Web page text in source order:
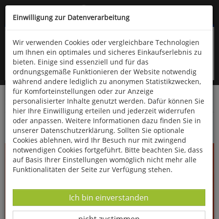
Kompletten Head der Seite überspringen
oder (06766) 9323-960
Startseite Bücher Verschiedene Sachgebiete
1 x 1 kreativ Nähen
Einwilligung zur Datenverarbeitung
Wir verwenden Cookies oder vergleichbare Technologien
um Ihnen ein optimales und sicheres Einkaufserlebnis zu
bieten. Einige sind essenziell und für das
ordnungsgemäße Funktionieren der Website notwendig
während andere lediglich zu anonymen Statistikzwecken,
für Komforteinstellungen oder zur Anzeige
personalisierter Inhalte genutzt werden. Dafür können Sie
hier Ihre Einwilligung erteilen und jederzeit widerrufen
oder anpassen. Weitere Informationen dazu finden Sie in
unserer Datenschutzerklärung. Sollten Sie optionale
Cookies ablehnen, wird Ihr Besuch nur mit zwingend
notwendigen Cookies fortgeführt. Bitte beachten Sie, dass
auf Basis Ihrer Einstellungen womöglich nicht mehr alle
Funktionalitäten der Seite zur Verfügung stehen.
Datenverarbeitung -
Ich bin einverstanden